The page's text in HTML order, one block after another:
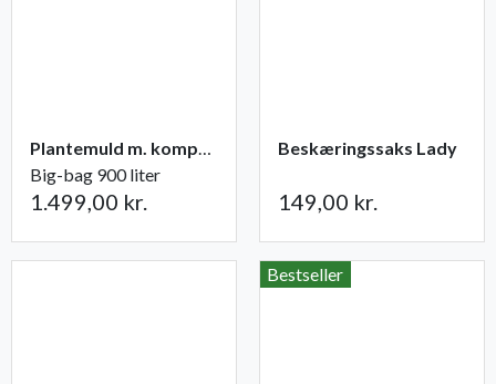
Plantemuld m. kompost fra Champost
Big-bag 900 liter
1.499,00 kr.
Beskæringssaks Lady
149,00 kr.
Bestseller